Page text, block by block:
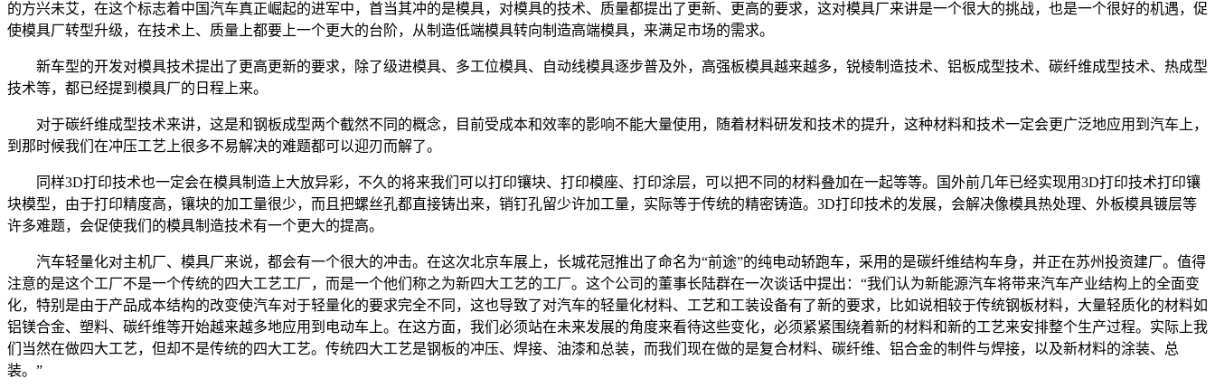
的方兴未艾，在这个标志着中国汽车真正崛起的进军中，首当其冲的是模具，对模具的技术、质量都提出了更新、更高的要求，这对模具厂来讲是一个很大的挑战，也是一个很好的机遇，促
使模具厂转型升级，在技术上、质量上都要上一个更大的台阶，从制造低端模具转向制造高端模具，来满足市场的需求。
新车型的开发对模具技术提出了更高更新的要求，除了级进模具、多工位模具、自动线模具逐步普及外，高强板模具越来越多，锐棱制造技术、铝板成型技术、碳纤维成型技术、热成型
技术等，都已经提到模具厂的日程上来。
对于碳纤维成型技术来讲，这是和钢板成型两个截然不同的概念，目前受成本和效率的影响不能大量使用，随着材料研发和技术的提升，这种材料和技术一定会更广泛地应用到汽车上，
到那时候我们在冲压工艺上很多不易解决的难题都可以迎刃而解了。
同样3D打印技术也一定会在模具制造上大放异彩，不久的将来我们可以打印镶块、打印模座、打印涂层，可以把不同的材料叠加在一起等等。国外前几年已经实现用3D打印技术打印镶
块模型，由于打印精度高，镶块的加工量很少，而且把螺丝孔都直接铸出来，销钉孔留少许加工量，实际等于传统的精密铸造。3D打印技术的发展，会解决像模具热处理、外板模具镀层等
许多难题，会促使我们的模具制造技术有一个更大的提高。
汽车轻量化对主机厂、模具厂来说，都会有一个很大的冲击。在这次北京车展上，长城花冠推出了命名为“前途”的纯电动轿跑车，采用的是碳纤维结构车身，并正在苏州投资建厂。值得
注意的是这个工厂不是一个传统的四大工艺工厂，而是一个他们称之为新四大工艺的工厂。这个公司的董事长陆群在一次谈话中提出：“我们认为新能源汽车将带来汽车产业结构上的全面变
化，特别是由于产品成本结构的改变使汽车对于轻量化的要求完全不同，这也导致了对汽车的轻量化材料、工艺和工装设备有了新的要求，比如说相较于传统钢板材料，大量轻质化的材料如
铝镁合金、塑料、碳纤维等开始越来越多地应用到电动车上。在这方面，我们必须站在未来发展的角度来看待这些变化，必须紧紧围绕着新的材料和新的工艺来安排整个生产过程。实际上我
们当然在做四大工艺，但却不是传统的四大工艺。传统四大工艺是钢板的冲压、焊接、油漆和总装，而我们现在做的是复合材料、碳纤维、铝合金的制件与焊接，以及新材料的涂装、总
装。”